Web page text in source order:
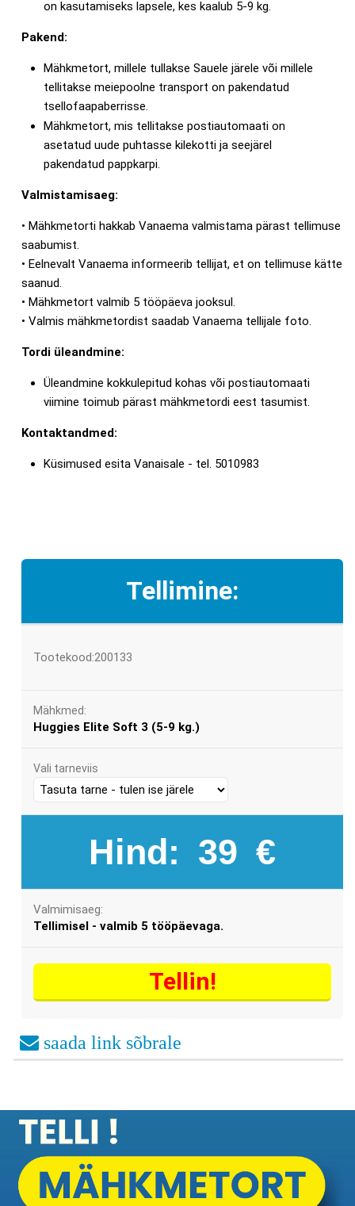
on kasutamiseks lapsele, kes kaalub 5-9 kg.
Pakend:
Mähkmetort, millele tullakse Sauele järele või millele
tellitakse meiepoolne transport on pakendatud
tsellofaapaberrisse.
Mähkmetort, mis tellitakse postiautomaati on
asetatud uude puhtasse kilekotti ja seejärel
pakendatud pappkarpi.
Valmistamisaeg:
• Mähkmetorti hakkab Vanaema valmistama pärast tellimuse
saabumist.
• Eelnevalt Vanaema informeerib tellijat, et on tellimuse kätte
saanud.
• Mähkmetort valmib 5 tööpäeva jooksul.
• Valmis mähkmetordist saadab Vanaema tellijale foto.
Tordi üleandmine:
Üleandmine kokkulepitud kohas või postiautomaati
viimine toimub pärast mähkmetordi eest tasumist.
Kontaktandmed:
Küsimused esita Vanaisale - tel. 5010983
Tellimine:
Tootekood:200133
Mähkmed:
Huggies Elite Soft 3 (5-9 kg.)
Vali tarneviis
Hind: 39 €
Valmimisaeg:
Tellimisel - valmib 5 tööpäevaga.
Tellin!